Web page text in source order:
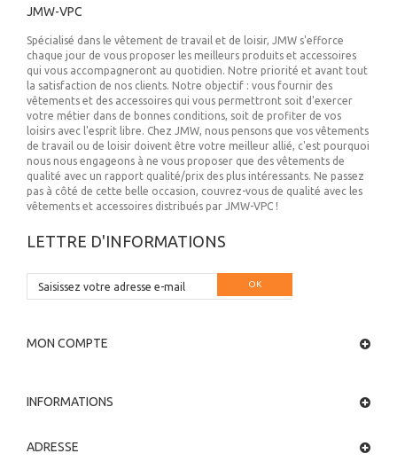
JMW-VPC
Spécialisé dans le vêtement de travail et de loisir, JMW s'efforce
chaque jour de vous proposer les meilleurs produits et accessoires
qui vous accompagneront au quotidien. Notre priorité et avant tout
la satisfaction de nos clients. Notre objectif : vous fournir des
vêtements et des accessoires qui vous permettront soit d'exercer
votre métier dans de bonnes conditions, soit de profiter de vos
loisirs avec l'esprit libre. Chez JMW, nous pensons que vos vêtements
de travail ou de loisir doivent être votre meilleur allié, c'est pourquoi
nous nous engageons à ne vous proposer que des vêtements de
qualité avec un rapport qualité/prix des plus intéressants. Ne passez
pas à côté de cette belle occasion, couvrez-vous de qualité avec les
vêtements et accessoires distribués par JMW-VPC !
LETTRE D'INFORMATIONS
OK
MON COMPTE
INFORMATIONS
ADRESSE